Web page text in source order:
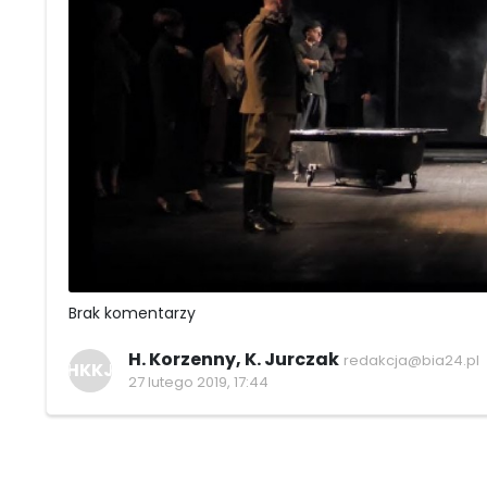
Brak komentarzy
HKKJ H. Korzenny, K. Jurczak redakcja@bia24.pl
27 lutego 2019, 17:44